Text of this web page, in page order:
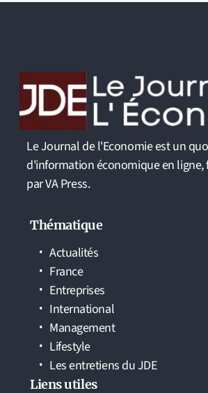
Le Journal de l'Economie est un
d'information économique en ligne,
par VA Press.
Thématique
Actualités
France
Entreprises
International
Management
Lifestyle
Les entretiens du JDE
Liens utiles